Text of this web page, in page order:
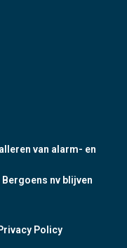
van alarm- en
nv blijven
Policy